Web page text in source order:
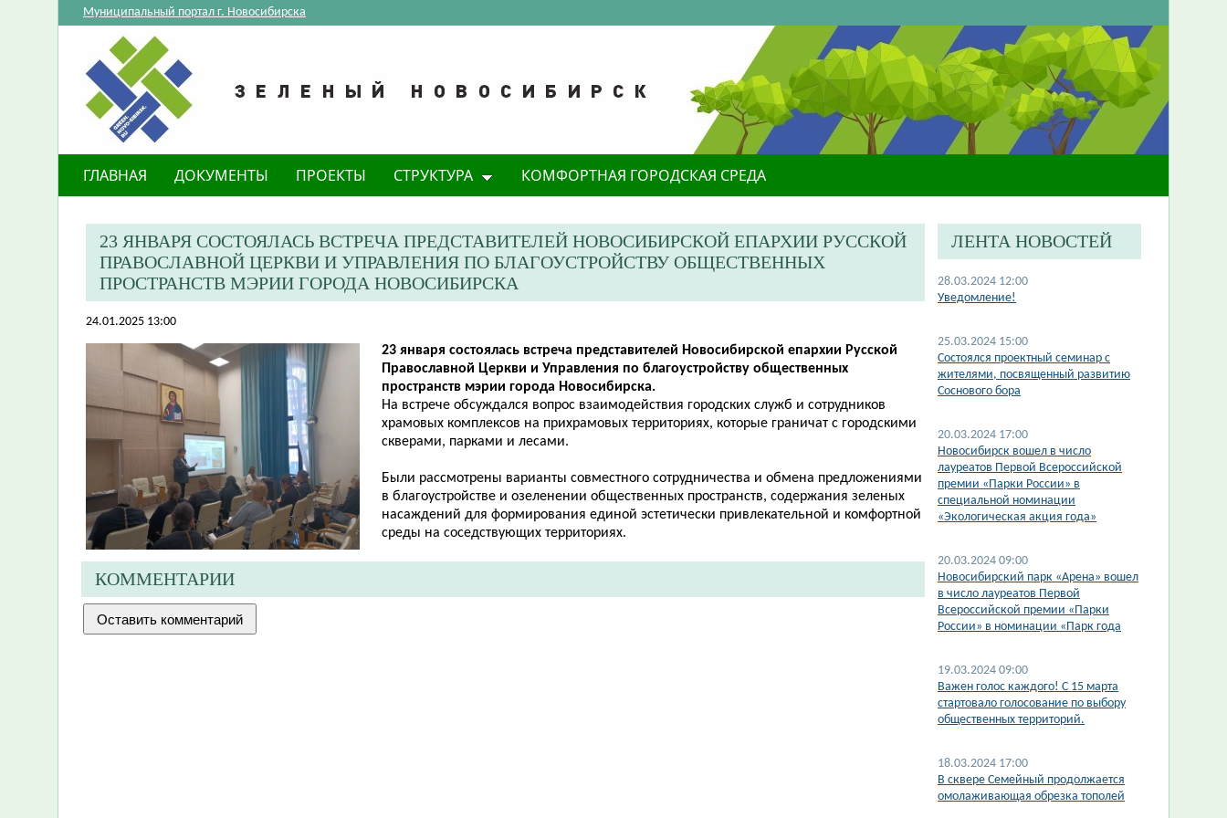
Муниципальный портал г. Новосибирска
ГЛАВНАЯ ДОКУМЕНТЫ ПРОЕКТЫ СТРУКТУРА КОМФОРТНАЯ ГОРОДСКАЯ СРЕДА
23 ЯНВАРЯ СОСТОЯЛАСЬ ВСТРЕЧА ПРЕДСТАВИТЕЛЕЙ НОВОСИБИРСКОЙ ЕПАРХИИ РУССКОЙ
ПРАВОСЛАВНОЙ ЦЕРКВИ И УПРАВЛЕНИЯ ПО БЛАГОУСТРОЙСТВУ ОБЩЕСТВЕННЫХ
ПРОСТРАНСТВ МЭРИИ ГОРОДА НОВОСИБИРСКА
24.01.2025 13:00
23 января состоялась встреча представителей Новосибирской епархии Русской
Православной Церкви и Управления по благоустройству общественных
пространств мэрии города Новосибирска.
На встрече обсуждался вопрос взаимодействия городских служб и сотрудников
храмовых комплексов на прихрамовых территориях, которые граничат с городскими
скверами, парками и лесами.
Были рассмотрены варианты совместного сотрудничества и обмена предложениями
в благоустройстве и озеленении общественных пространств, содержания зеленых
насаждений для формирования единой эстетически привлекательной и комфортной
среды на соседствующих территориях.
КОММЕНТАРИИ
ЛЕНТА НОВОСТЕЙ
28.03.2024 12:00
​Уведомление!
25.03.2024 15:00
Состоялся проектный семинар с
жителями, посвященный развитию
Соснового бора
20.03.2024 17:00
​Новосибирск вошел в число
лауреатов Первой Всероссийской
премии «Парки России» в
специальной номинации
«Экологическая акция года»
20.03.2024 09:00
Новосибирский парк «Арена» вошел
в число лауреатов Первой
Всероссийской премии «Парки
России» в номинации «Парк года
19.03.2024 09:00
​Важен голос каждого! С 15 марта
стартовало голосование по выбору
общественных территорий.
18.03.2024 17:00
​В сквере Семейный продолжается
омолаживающая обрезка тополей